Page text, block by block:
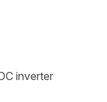
inverter